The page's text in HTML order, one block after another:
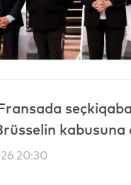
kabusuna
20:30